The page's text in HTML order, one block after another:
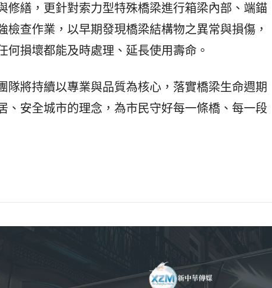
修繕，更針對索力型特殊橋梁進行箱梁內部、端錨
檢查作業，以早期發現橋梁結構物之異常與損傷，
何損壞都能及時處理、延長使用壽命。
將持續以專業與品質為核心，落實橋梁生命週期
、安全城市的理念，為市民守好每一條橋、每一段